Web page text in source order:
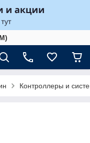
Контроллеры и